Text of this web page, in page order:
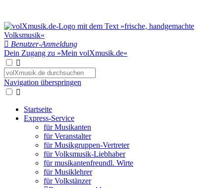
Benutzer-Anmeldung
Dein Zugang zu »Mein volXmusik.de«
Navigation überspringen
Startseite
Express-Service
für Musikanten
für Veranstalter
für Musikgruppen-Vertreter
für Volksmusik-Liebhaber
für musikantenfreundl. Wirte
für Musiklehrer
für Volkstänzer